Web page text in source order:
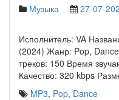
Музыка 27-07-
Исполнитель: VA
(2024) Жанр: Pop,
треков: 150 Время
Качество: 320 kbps
MP3, Pop, Dance